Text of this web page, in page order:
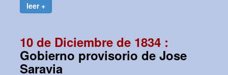
leer +
10 de Diciembre de 1834 :
Gobierno provisorio de Jose
Saravia